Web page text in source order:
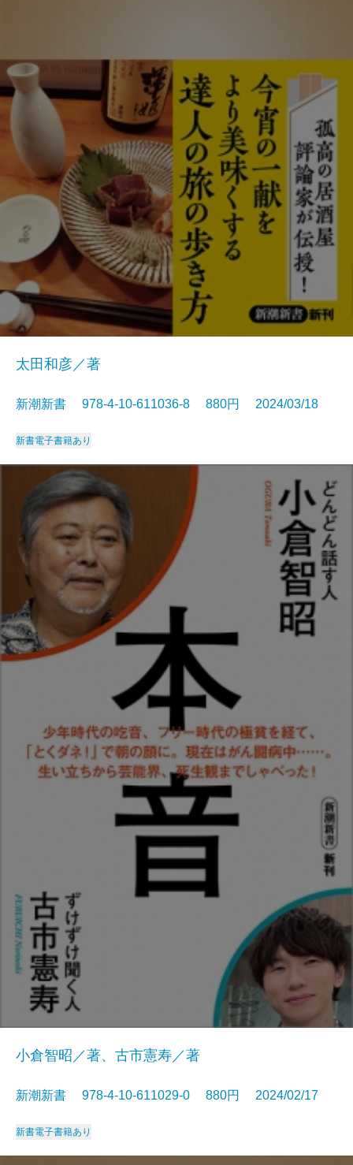
太田和彦／著
新潮新書 978-4-10-611036-8 880円 2024/03/18
新書電子書籍あり
小倉智昭／著、古市憲寿／著
新潮新書 978-4-10-611029-0 880円 2024/02/17
新書電子書籍あり